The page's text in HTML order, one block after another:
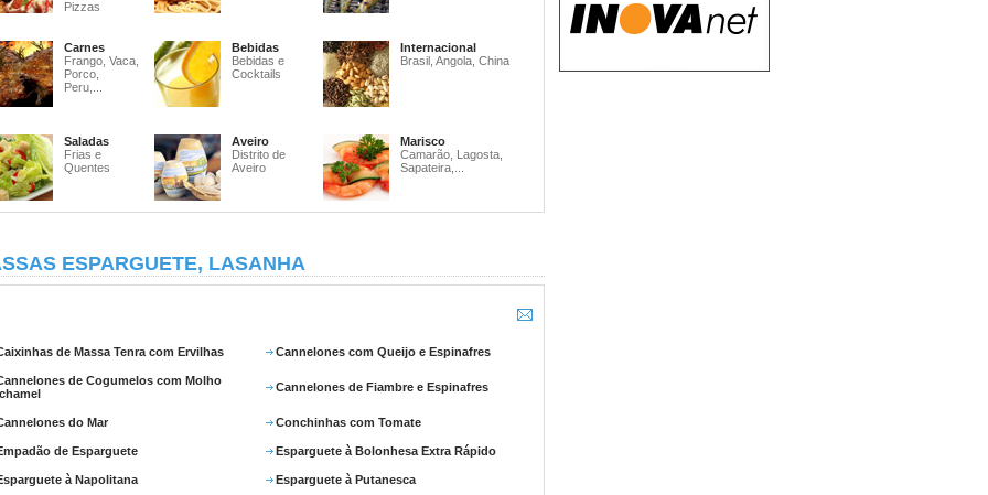
Pizzas
Carnes
Frango, Vaca,
Porco,
Peru,...
Bebidas
Bebidas e
Cocktails
Internacional
Brasil, Angola, China
Saladas
Frias e
Quentes
Aveiro
Distrito de
Aveiro
Marisco
Camarão, Lagosta,
Sapateira,...
ESPARGUETE, LASANHA
de Massa Tenra com Ervilhas Cannelones com Queijo e Espinafres
de Cogumelos com Molho
Cannelones de Fiambre e Espinafres
do Mar Conchinhas com Tomate
de Esparguete Esparguete à Bolonhesa Extra Rápido
à Napolitana Esparguete à Putanesca